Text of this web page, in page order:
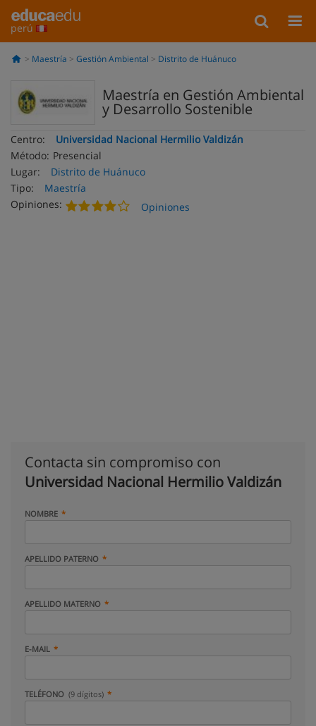
perú
Maestría Gestión Ambiental Distrito de Huánuco
Maestría en Gestión Ambiental
y Desarrollo Sostenible
Centro:
Universidad Nacional Hermilio Valdizán
Método: Presencial
Lugar:
Distrito de Huánuco
Tipo:
Maestría
Opiniones:
Opiniones
Contacta sin compromiso con
Universidad Nacional Hermilio Valdizán
NOMBRE
APELLIDO PATERNO
APELLIDO MATERNO
E-MAIL
TELÉFONO (9 dígitos)